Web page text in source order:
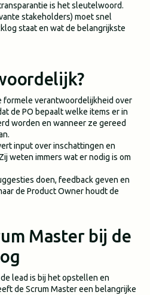
is het sleutelwoord.
stakeholders) moet snel
staat en wat de belangrijkste
formele verantwoordelijkheid over
de PO bepaalt welke items er in
worden en wanneer ze gereed
input over inschattingen en
weten immers wat er nodig is om
doen, feedback geven en
de Product Owner houdt de
Master bij de
lead is bij het opstellen en
de Scrum Master een belangrijke